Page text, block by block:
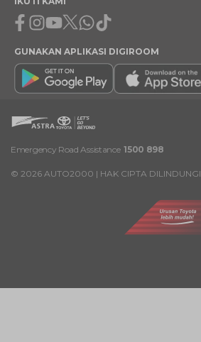
Facebook
Instagram
Youtube
X Whatsapp
Tiktok
GUNAKAN APLIKASI DIGIROOM
Emergency Road Assistance 1500 898
© 2026 AUTO2000 | HAK CIPTA DILINDUNGI